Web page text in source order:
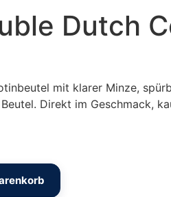
Dutch
mit klarer Minze,
Direkt im Geschmack,
Menge